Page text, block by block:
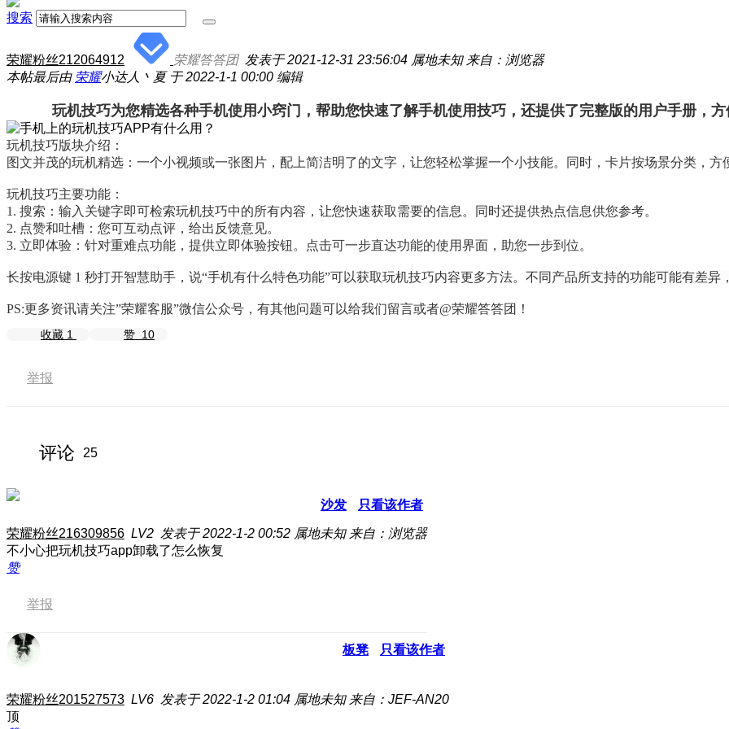
搜索
荣耀粉丝212064912 荣耀答答团 发表于 2021-12-31 23:56:04 属地未知 来自：浏览器
本帖最后由 荣耀小达人丶夏 于 2022-1-1 00:00 编辑
玩机技巧为您精选各种手机使用小窍门，帮助您快速了解手机使用技巧，还提供了完整版的用户手册，
玩机技巧版块介绍：
图文并茂的玩机精选：一个小视频或一张图片，配上简洁明了的文字，让您轻松掌握一个小技能。同时，卡片按场景分类，
玩机技巧主要功能：
1. 搜索：输入关键字即可检索玩机技巧中的所有内容，让您快速获取需要的信息。同时还提供热点信息供您参考。
2. 点赞和吐槽：您可互动点评，给出反馈意见。
3. 立即体验：针对重难点功能，提供立即体验按钮。点击可一步直达功能的使用界面，助您一步到位。
长按电源键 1 秒打开智慧助手，说“手机有什么特色功能”可以获取玩机技巧内容更多方法。 不同产品所支持的功能可能有差异
PS:更多资讯请关注”荣耀客服”微信公众号，有其他问题可以给我们留言或者@荣耀答答团！
收藏 1 赞 10
举报
评论 25
沙发 只看该作者
荣耀粉丝216309856 LV2 发表于 2022-1-2 00:52 属地未知 来自：浏览器
不小心把玩机技巧app卸载了怎么恢复
赞
举报
板凳 只看该作者
荣耀粉丝201527573 LV6 发表于 2022-1-2 01:04 属地未知 来自：JEF-AN20
顶